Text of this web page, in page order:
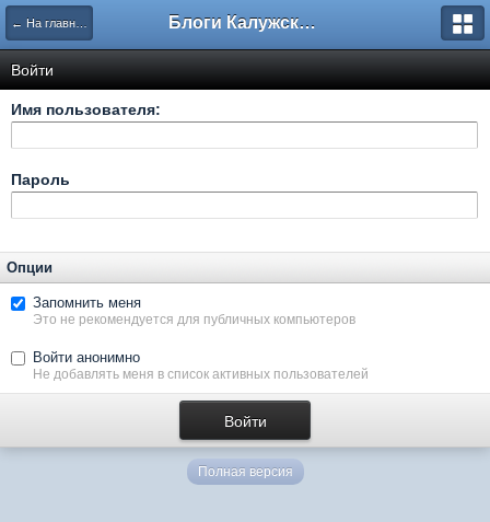
← На главную Блоги Калужского перекрестка
Войти
Имя пользователя:
Пароль
Опции
Запомнить меня
Это не рекомендуется для публичных компьютеров
Войти анонимно
Не добавлять меня в список активных пользователей
Полная версия